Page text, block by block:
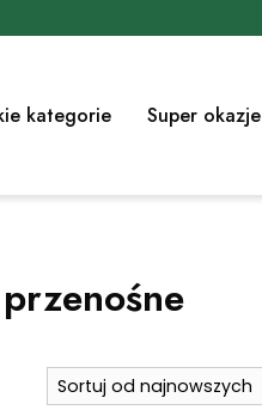
kategorie Super okazje